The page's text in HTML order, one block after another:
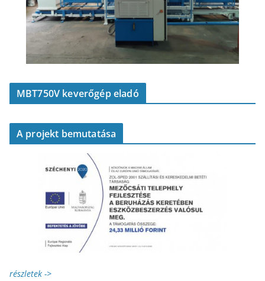
MBT750V keverőgép eladó
A projekt bemutatása
részletek ->